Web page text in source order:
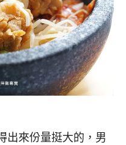
出來份量挺大的，男